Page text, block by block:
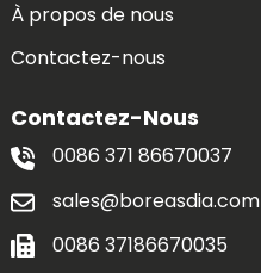
À propos de nous
Contactez-nous
Contactez-Nous
0086 371 86670037
sales@boreasdia.com
0086 37186670035